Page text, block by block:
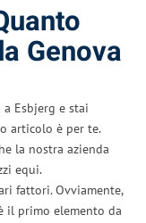
Genova
a Esbjerg e stai
articolo è per te.
la nostra azienda
equi.
fattori. Ovviamente,
il primo elemento da